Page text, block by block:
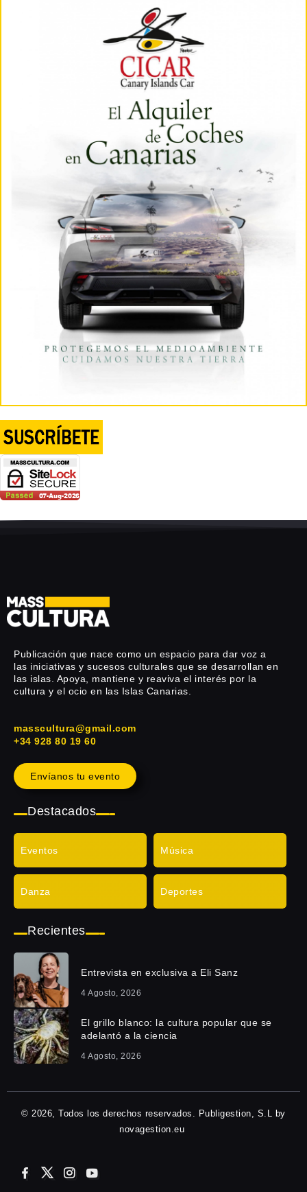
Publicación que nace como un espacio para dar voz a
las iniciativas y sucesos culturales que se desarrollan en
las islas. Apoya, mantiene y reaviva el interés por la
cultura y el ocio en las Islas Canarias.
masscultura@gmail.com
+34 928 80 19 60
Envíanos tu evento
Destacados
Eventos Música
Danza Deportes
Recientes
Entrevista en exclusiva a Eli Sanz
4 Agosto, 2026
El grillo blanco: la cultura popular que se
adelantó a la ciencia
4 Agosto, 2026
© 2026, Todos los derechos reservados. Publigestion, S.L by
novagestion.eu